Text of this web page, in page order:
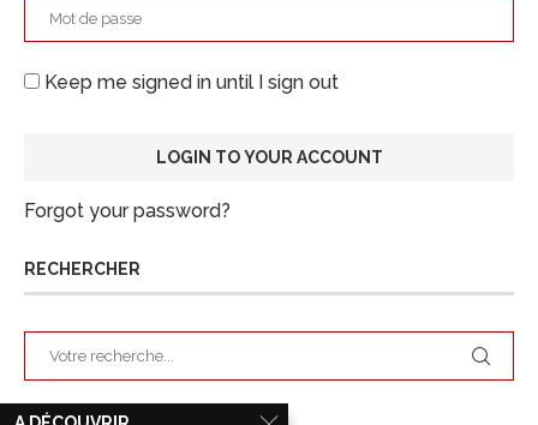
Keep me signed in until I sign out
Forgot your password?
RECHERCHER